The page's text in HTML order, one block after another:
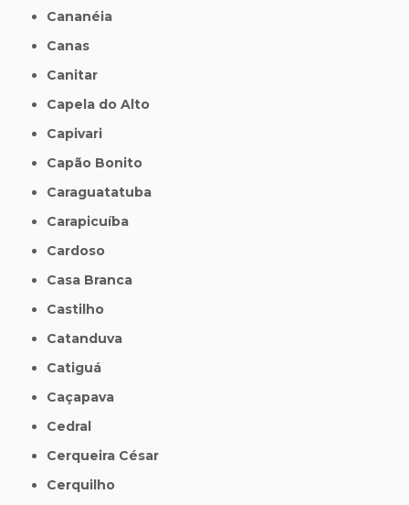
Cananéia
Canas
Canitar
Capela do Alto
Capivari
Capão Bonito
Caraguatatuba
Carapicuíba
Cardoso
Casa Branca
Castilho
Catanduva
Catiguá
Caçapava
Cedral
Cerqueira César
Cerquilho